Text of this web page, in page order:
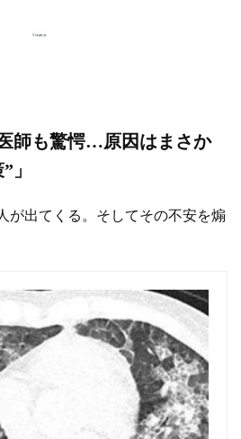
師も驚愕…原因はまさか
」
が出てくる。そしてその不安を煽